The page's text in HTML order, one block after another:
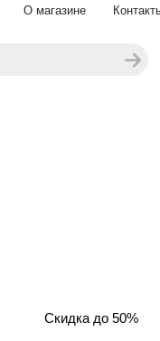
О магазине
Скидка до 50%